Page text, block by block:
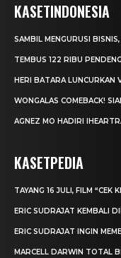
KASETINDONESIA
SAMBIL MENGURUSI
TEMBUS 122 RIBU
HERI BATARA LUNCURKAN
WONGALAS COMEBACK!
AGNEZ MO HADIRI
KASETPEDIA
TAYANG 16 JULI, FILM “CEK
ERIC SUDRAJAT KEMBALI
ERIC SUDRAJAT INGIN
MARCELL DARWIN TOTAL